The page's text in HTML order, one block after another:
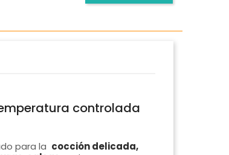
controlada
para la cocción delicada,